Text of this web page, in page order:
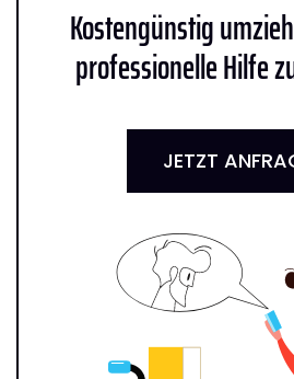
Kostengünstig
professionelle Hilfe
JETZT